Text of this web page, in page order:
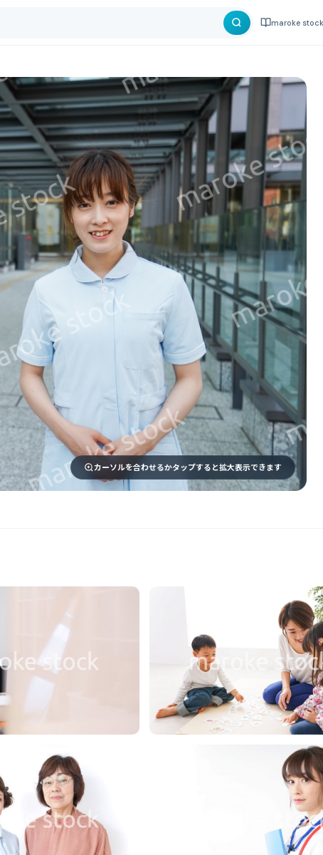
maroke stock
カーソルを合わせるかタップすると拡大表示できます